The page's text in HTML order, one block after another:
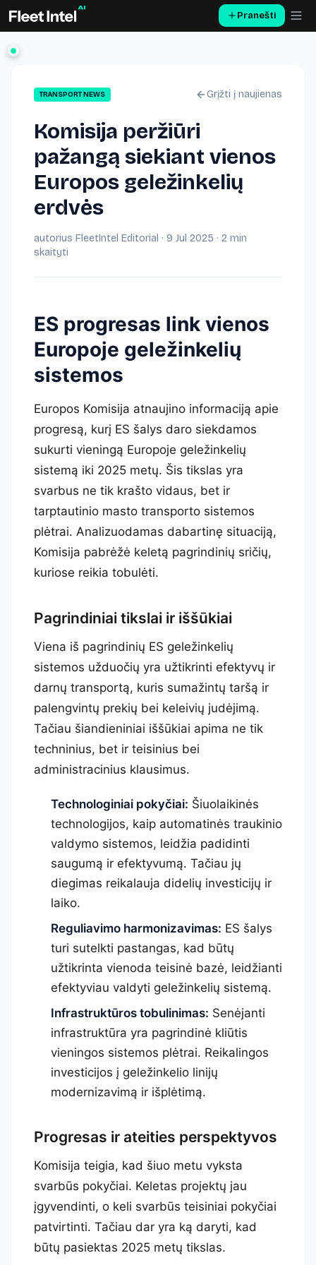
Pranešti
TRANSPORT NEWS Grįžti į naujienas
Komisija peržiūri
pažangą siekiant vienos
Europos geležinkelių
erdvės
autorius FleetIntel Editorial · 9 Jul 2025 · 2 min
skaityti
ES progresas link vienos
Europoje geležinkelių
sistemos
Europos Komisija atnaujino informaciją apie
progresą, kurį ES šalys daro siekdamos
sukurti vieningą Europoje geležinkelių
sistemą iki 2025 metų. Šis tikslas yra
svarbus ne tik krašto vidaus, bet ir
tarptautinio masto transporto sistemos
plėtrai. Analizuodamas dabartinę situaciją,
Komisija pabrėžė keletą pagrindinių sričių,
kuriose reikia tobulėti.
Pagrindiniai tikslai ir iššūkiai
Viena iš pagrindinių ES geležinkelių
sistemos užduočių yra užtikrinti efektyvų ir
darnų transportą, kuris sumažintų taršą ir
palengvintų prekių bei keleivių judėjimą.
Tačiau šiandieniniai iššūkiai apima ne tik
techninius, bet ir teisinius bei
administracinius klausimus.
Technologiniai pokyčiai: Šiuolaikinės
technologijos, kaip automatinės traukinio
valdymo sistemos, leidžia padidinti
saugumą ir efektyvumą. Tačiau jų
diegimas reikalauja didelių investicijų ir
laiko.
Reguliavimo harmonizavimas: ES šalys
turi sutelkti pastangas, kad būtų
užtikrinta vienoda teisinė bazė, leidžianti
efektyviau valdyti geležinkelių sistemą.
Infrastruktūros tobulinimas: Senėjanti
infrastruktūra yra pagrindinė kliūtis
vieningos sistemos plėtrai. Reikalingos
investicijos į geležinkelio linijų
modernizavimą ir išplėtimą.
Progresas ir ateities perspektyvos
Komisija teigia, kad šiuo metu vyksta
svarbūs pokyčiai. Keletas projektų jau
įgyvendinti, o keli svarbūs teisiniai pokyčiai
patvirtinti. Tačiau dar yra ką daryti, kad
būtų pasiektas 2025 metų tikslas.